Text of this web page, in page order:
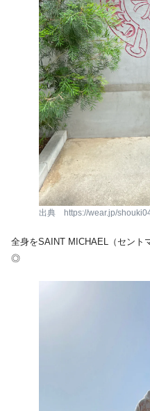
出典 https://wear.jp/
全身をSAINT MICHAEL（セント
◎